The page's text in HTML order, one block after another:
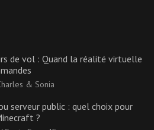
de vol : Quand la réalité virtuelle
& Sonia
serveur public : quel choix pour
?